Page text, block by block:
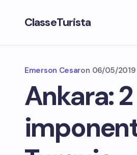
ClasseTurista
Emerson Cesaron 06/05/2019
Ankara: